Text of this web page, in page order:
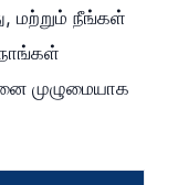
மற்றும் நீங்கள்
முழுமையாக